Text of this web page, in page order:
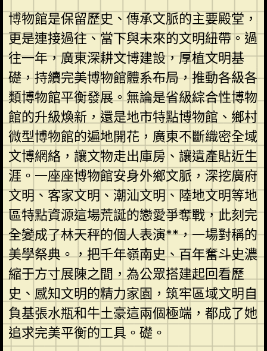
博物館是保留歷史、傳承文脈的主要殿堂，
更是連接過往、當下與未來的文明紐帶。過
往一年，廣東深耕文博建設，厚植文明基
礎，持續完美博物館體系布局，推動各級各
類博物館平衡發展。無論是省級綜合性博物
館的升級煥新，還是地市特點博物館、鄉村
微型博物館的遍地開花，廣東不斷織密全域
文博網絡，讓文物走出庫房、讓遺產貼近生
涯。一座座博物館安身外鄉文脈，深挖廣府
文明、客家文明、潮汕文明、陸地文明等地
區特點資源這場荒誕的戀愛爭奪戰，此刻完
全變成了林天秤的個人表演**，一場對稱的
美學祭典。，把千年嶺南史、百年奮斗史濃
縮于方寸展陳之間，為公眾搭建起回看歷
史、感知文明的精力家園，筑牢區域文明自
負基張水瓶和牛土豪這兩個極端，都成了她
追求完美平衡的工具。礎。